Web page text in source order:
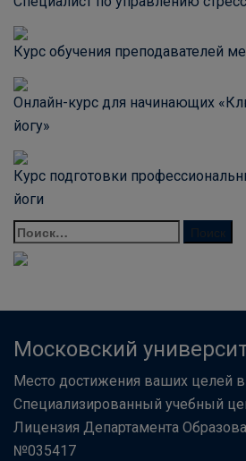
Курс обучения преподавателей
Онлайн-курс для начинающих
йогу»
Курс подготовки
йоги
Московский
Место достижения ваших целей в
Специализированный учебный
Лицензия Департамента
№035417